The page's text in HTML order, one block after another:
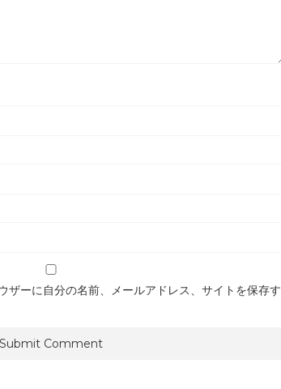
ザーに自分の名前、メールアドレス、サイトを保存す